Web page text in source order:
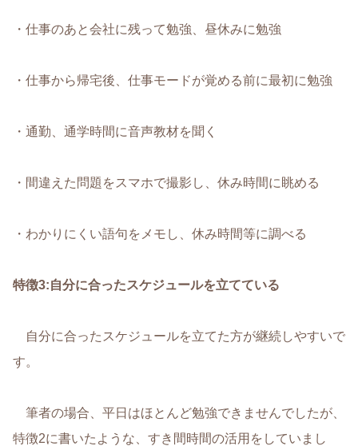
・仕事のあと会社に残って勉強、昼休みに勉強
・仕事から帰宅後、仕事モードが覚める前に最初に勉強
・通勤、通学時間に音声教材を聞く
・間違えた問題をスマホで撮影し、休み時間に眺める
・わかりにくい語句をメモし、休み時間等に調べる
特徴3:自分に合ったスケジュールを立てている
自分に合ったスケジュールを立てた方が継続しやすいで
す。
筆者の場合、平日はほとんど勉強できませんでしたが、
特徴2に書いたような、すき間時間の活用をしていまし